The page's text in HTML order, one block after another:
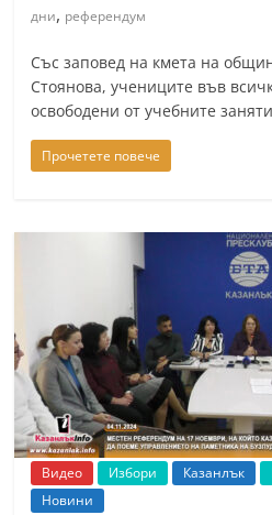
дни, референдум
Със заповед на кмета на
Стоянова, учениците във
освободени от учебните
Прочетете повече
Видео Избори Казанлък
Новини